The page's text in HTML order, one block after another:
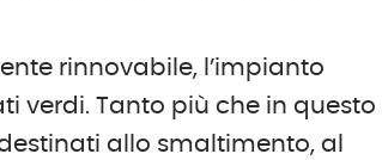
rinnovabile, l’impianto
verdi. Tanto più che in questo
allo smaltimento, al